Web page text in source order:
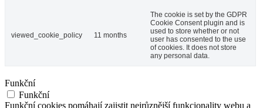
viewed_cookie_policy 11 months
The cookie is set by the GDPR
Cookie Consent plugin and is
used to store whether or not
user has consented to the use
of cookies. It does not store
any personal data.
Funkční
Funkční
Funkční cookies pomáhají zajistit nejrůznější funkcionality webu a